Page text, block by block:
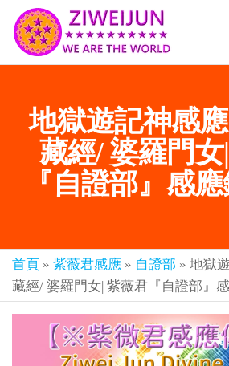
紫薇
《推
背
圖》
預
紫薇
君寰
宇傳
奇官
網
世
主
樂
章-
人
人
彌
賽
亞-
個
個
都
是
地獄遊記神感
藏經/ 婆羅門
『自證部』感應
首頁 » 紫薇君感應 » 自證部 » 地獄
藏經/ 婆羅門女| 紫薇君『自證部』感